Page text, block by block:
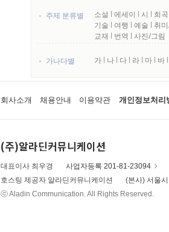
주제 분류별 소설 l 에세이 l 시 l 희곡
기술 l 여행 l 예술 l 취
교재 l 번역 l 사진/그림
가나다별 가 l 나 l 다 l 라 l 마 l 바 l
회사소개 채용안내 이용약관 개인정보처리
(주)알라딘커뮤니케이션
대표이사 최우경 사업자등록 201-81-23094
호스팅 제공자 알라딘커뮤니케이션
(본사) 서울
ⓒ Aladin Communication. All Rights Reserved.